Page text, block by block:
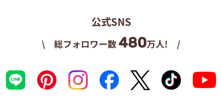
公式SNS
\ 総フォロワー数480万人! /